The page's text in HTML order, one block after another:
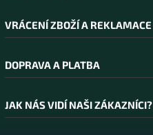
VRÁCENÍ ZBOŽÍ A REKLAMACE
DOPRAVA A PLATBA
JAK NÁS VIDÍ NAŠI ZÁKAZNÍCI?